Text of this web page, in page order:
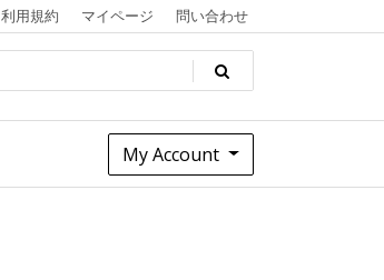
利用規約 マイページ 問い合わせ
My Account